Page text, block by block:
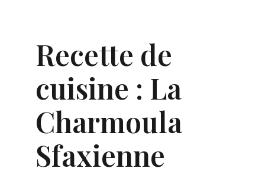
Recette de
cuisine : La
Charmoula
Sfaxienne